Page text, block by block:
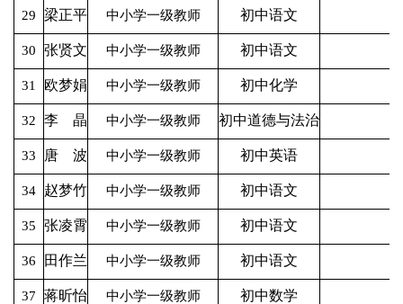
29 梁正平 中小学一级教师 初中语文
30 张贤文 中小学一级教师 初中语文
31 欧梦娟 中小学一级教师 初中化学
32 李 晶 中小学一级教师 初中道德与法治
33 唐 波 中小学一级教师 初中英语
34 赵梦竹 中小学一级教师 初中语文
35 张凌霄 中小学一级教师 初中语文
36 田作兰 中小学一级教师 初中语文
37 蒋昕怡 中小学一级教师 初中数学